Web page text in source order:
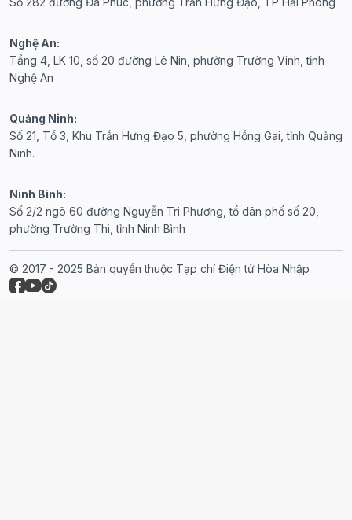
Nghệ An:
Tầng 4, LK 10, số 20 đường Lê Nin, phường Trường Vinh, tỉnh
Nghệ An
Quảng Ninh:
Số 21, Tổ 3, Khu Trần Hưng Đạo 5, phường Hồng Gai, tỉnh Quảng
Ninh.
Ninh Bình:
Số 2/2 ngõ 60 đường Nguyễn Tri Phương, tổ dân phố số 20,
phường Trường Thi, tỉnh Ninh Bình
© 2017 - 2025 Bản quyền thuộc Tạp chí Điện tử Hòa Nhập